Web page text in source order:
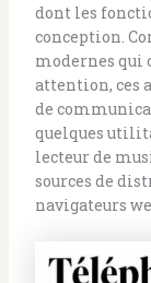
dont les
conception.
modernes qui
attention, ces
de
quelques
lecteur de
sources de
navigateurs